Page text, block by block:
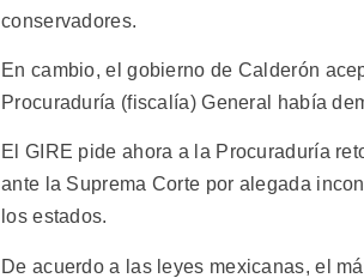
conservadores.
En cambio, el gobierno de Calderón
Procuraduría (fiscalía) General había
El GIRE pide ahora a la Procuraduría
ante la Suprema Corte por alegada
los estados.
De acuerdo a las leyes mexicanas, el